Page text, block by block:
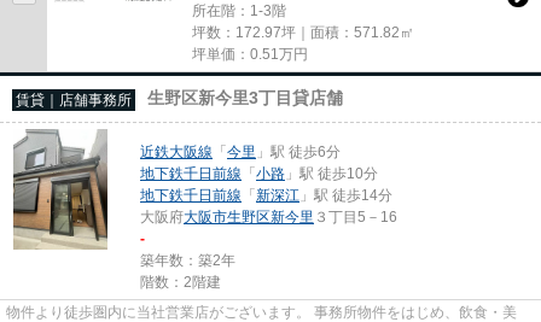
所在階：1-3階
坪数：172.97坪｜面積：571.82㎡
坪単価： 0.51 万円
賃貸｜店舗事務所 生野区新今里3丁目貸店舗
近鉄大阪線 「今里 」駅 徒歩6分
地下鉄千日前線 「小路 」駅 徒歩10分
地下鉄千日前線 「新深江 」駅 徒歩14分
大阪府大阪市生野区新今里 ３丁目5－16
-
築年数：築2年
階数：2階建
物件より徒歩圏内に当社営業店がございます。 事務所物件をはじめ、飲食・美